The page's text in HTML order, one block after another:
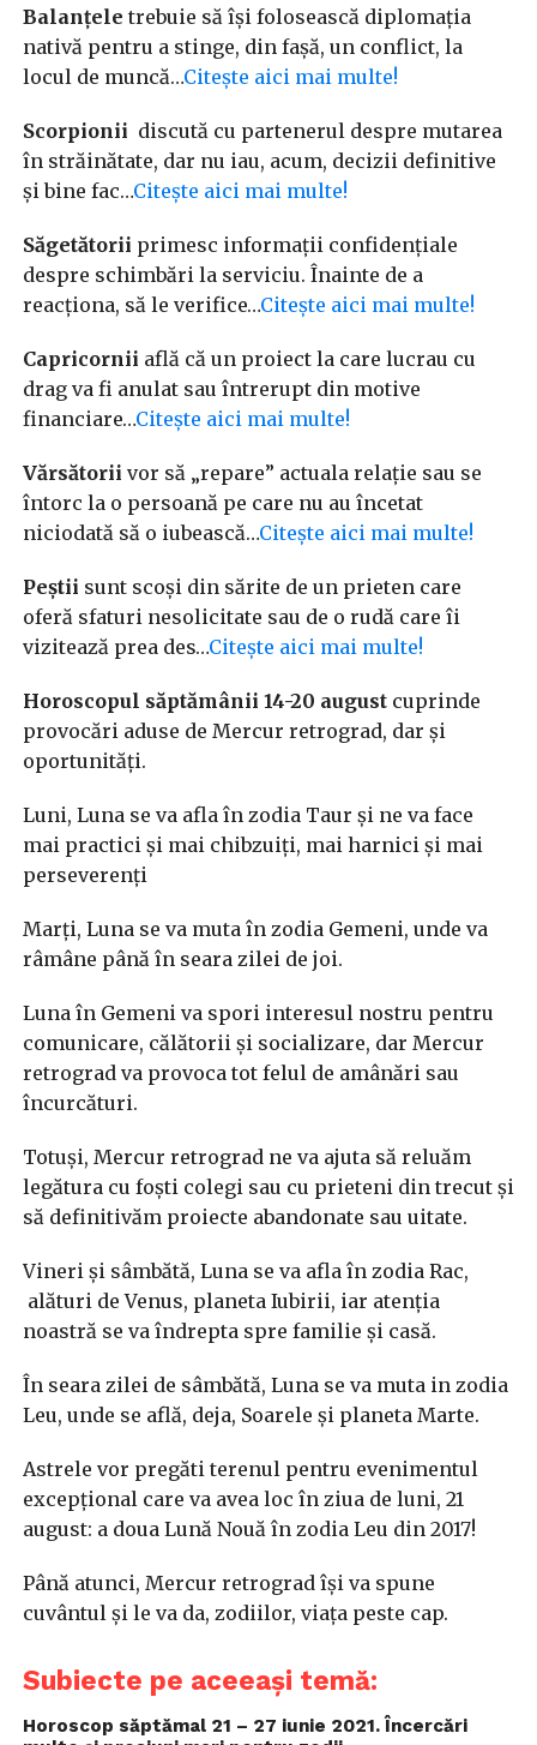
Balanțele trebuie să își folosească diplomația
nativă pentru a stinge, din fașă, un conflict, la
locul de muncă…Citește aici mai multe!
Scorpionii discută cu partenerul despre mutarea
în străinătate, dar nu iau, acum, decizii definitive
și bine fac…Citește aici mai multe!
Săgetătorii primesc informații confidențiale
despre schimbări la serviciu. Înainte de a
reacționa, să le verifice…Citește aici mai multe!
Capricornii află că un proiect la care lucrau cu
drag va fi anulat sau întrerupt din motive
financiare…Citește aici mai multe!
Vărsătorii vor să „repare” actuala relație sau se
întorc la o persoană pe care nu au încetat
niciodată să o iubească…Citește aici mai multe!
Peștii sunt scoși din sărite de un prieten care
oferă sfaturi nesolicitate sau de o rudă care îi
vizitează prea des…Citește aici mai multe!
Horoscopul săptămânii 14-20 august cuprinde
provocări aduse de Mercur retrograd, dar și
oportunități.
Luni, Luna se va afla în zodia Taur și ne va face
mai practici și mai chibzuiți, mai harnici și mai
perseverenți
Marți, Luna se va muta în zodia Gemeni, unde va
râmâne până în seara zilei de joi.
Luna în Gemeni va spori interesul nostru pentru
comunicare, călătorii și socializare, dar Mercur
retrograd va provoca tot felul de amânări sau
încurcături.
Totuși, Mercur retrograd ne va ajuta să reluăm
legătura cu foști colegi sau cu prieteni din trecut și
să definitivăm proiecte abandonate sau uitate.
Vineri și sâmbătă, Luna se va afla în zodia Rac,
alături de Venus, planeta Iubirii, iar atenția
noastră se va îndrepta spre familie și casă.
În seara zilei de sâmbătă, Luna se va muta in zodia
Leu, unde se află, deja, Soarele și planeta Marte.
Astrele vor pregăti terenul pentru evenimentul
excepțional care va avea loc în ziua de luni, 21
august: a doua Lună Nouă în zodia Leu din 2017!
Până atunci, Mercur retrograd își va spune
cuvântul și le va da, zodiilor, viața peste cap.
Subiecte pe aceeași temă:
Horoscop săptămal 21 – 27 iunie 2021. Încercări